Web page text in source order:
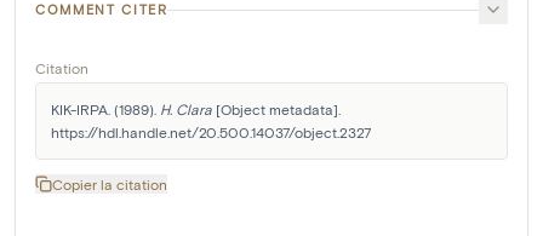
COMMENT CITER
Citation
KIK-IRPA. (1989). H. Clara [Object metadata].
https://hdl.handle.net/20.500.14037/object.2327
Copier la citation